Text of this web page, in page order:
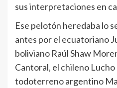
sus interpretaciones en
Ese pelotón heredaba lo
antes por el ecuatoriano
boliviano Raúl Shaw
Cantoral, el chileno Lucho
todoterreno argentino